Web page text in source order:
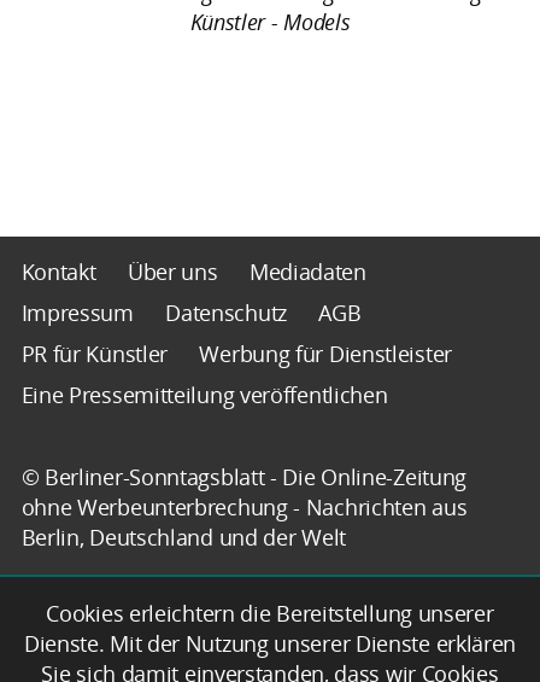
Künstler - Models
Kontakt Über uns
Mediadaten
Impressum
Datenschutz
AGB
PR für Künstler
Werbung für Dienstleister
Eine Pressemitteilung veröffentlichen
© Berliner-Sonntagsblatt - Die Online-Zeitung
ohne Werbeunterbrechung - Nachrichten aus
Berlin, Deutschland und der Welt
Cookies erleichtern die Bereitstellung unserer
Dienste. Mit der Nutzung unserer Dienste erklären
Sie sich damit einverstanden, dass wir Cookies